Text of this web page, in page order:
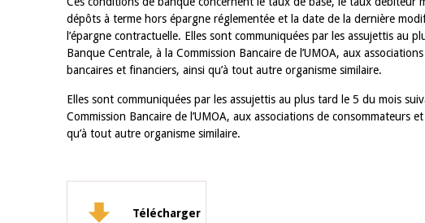
dépôts à terme hors épargne réglementée et la date de la dernière
l’épargne contractuelle. Elles sont communiquées par les assujettis au
Banque Centrale, à la Commission Bancaire de l’UMOA, aux
bancaires et financiers, ainsi qu’à tout autre organisme similaire.
Elles sont communiquées par les assujettis au plus tard le 5 du mois
Commission Bancaire de l’UMOA, aux associations de consommateurs
qu’à tout autre organisme similaire.
Télécharger